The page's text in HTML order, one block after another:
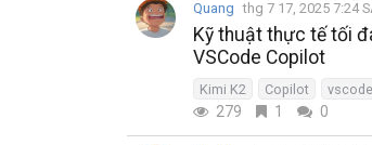
Quang thg 7 17, 2025 7:24
Kỹ thuật thực tế tối
VSCode Copilot
Kimi K2 Copilot vscode
279 1 0